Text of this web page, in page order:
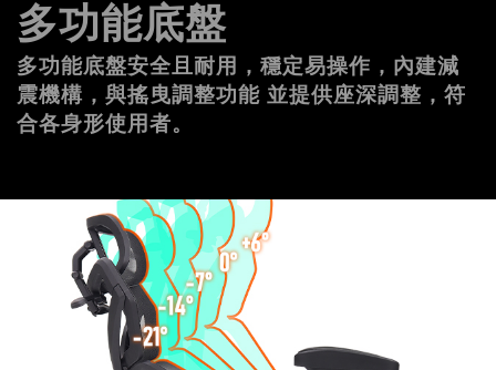
多功能底盤
多功能底盤安全且耐用，穩定易操作，內建減
震機構，與搖曳調整功能 並提供座深調整，符
合各身形使用者。